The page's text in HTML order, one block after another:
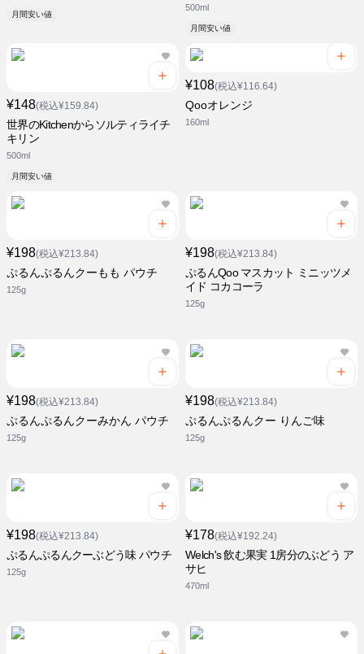
月間安い値
500ml
月間安い値
¥148(税込¥159.84)
世界のKitchenからソルティライチ
キリン
500ml
月間安い値
¥108(税込¥116.64)
Qooオレンジ
160ml
¥198(税込¥213.84)
ぷるんぷるんクーもも パウチ
125g
¥198(税込¥213.84)
ぷるんQoo マスカット ミニッツメ
イド コカコーラ
125g
¥198(税込¥213.84)
ぷるんぷるんクーみかん パウチ
125g
¥198(税込¥213.84)
ぷるんぷるんクー りんご味
125g
¥198(税込¥213.84)
ぷるんぷるんクーぶどう味 パウチ
125g
¥178(税込¥192.24)
Welch's 飲む果実 1房分のぶどう ア
サヒ
470ml